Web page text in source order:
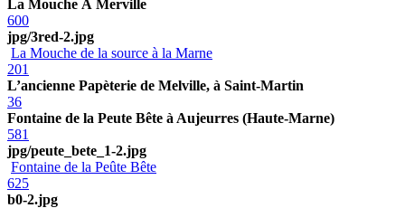
La Mouche Ã Merville
600
jpg/3red-2.jpg
La Mouche de la source à la Marne
201
L’ancienne Papèterie de Melville, à Saint-Martin
36
Fontaine de la Peute Bête à Aujeurres (Haute-Marne)
581
jpg/peute_bete_1-2.jpg
Fontaine de la Peûte Bête
625
b0-2.jpg